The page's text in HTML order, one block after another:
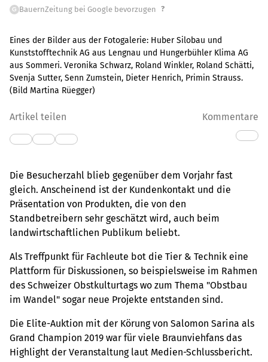
G BauernZeitung bei Google bevorzugen ?
Eines der Bilder aus der Fotogalerie: Huber Silobau und
Kunststofftechnik AG aus Lengnau und Hungerbühler Klima AG
aus Sommeri. Veronika Schwarz, Roland Winkler, Roland Schätti,
Svenja Sutter, Senn Zumstein, Dieter Henrich, Primin Strauss.
(Bild Martina Rüegger)
Artikel teilen Kommentare
Die Besucherzahl blieb gegenüber dem Vorjahr fast
gleich. Anscheinend ist der Kundenkontakt und die
Präsentation von Produkten, die von den
Standbetreibern sehr geschätzt wird, auch beim
landwirtschaftlichen Publikum beliebt.
Als Treffpunkt für Fachleute bot die Tier & Technik eine
Plattform für Diskussionen, so beispielsweise im Rahmen
des Schweizer Obstkulturtags wo zum Thema "Obstbau
im Wandel" sogar neue Projekte entstanden sind.
Die Elite-Auktion mit der Körung von Salomon Sarina als
Grand Champion 2019 war für viele Braunviehfans das
Highlight der Veranstaltung laut Medien-Schlussbericht.